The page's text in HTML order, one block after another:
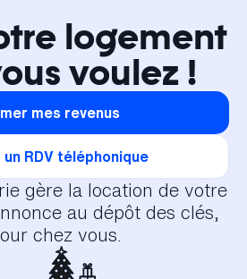
logement
voulez !
mes revenus
un RDV téléphonique
gère la location de votre
au dépôt des clés,
chez vous.